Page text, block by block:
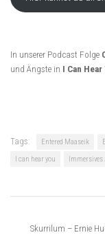
In unserer Podcast Folge
und Ängste in I Can Hear
Tags: Entered Maaseik
I can hear you
Immersives
Skurrilum – Ernie